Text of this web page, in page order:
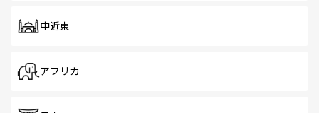
中近東
アフリカ